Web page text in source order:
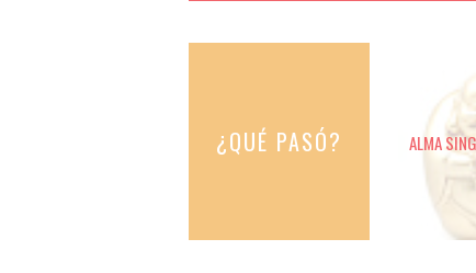
¿QUÉ PASÓ?
ALMA